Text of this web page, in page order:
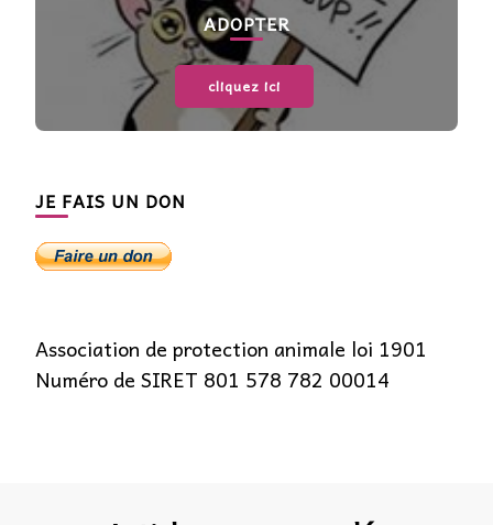
ADOPTER
cliquez ici
JE FAIS UN DON
Association de protection animale loi 1901
Numéro de SIRET 801 578 782 00014